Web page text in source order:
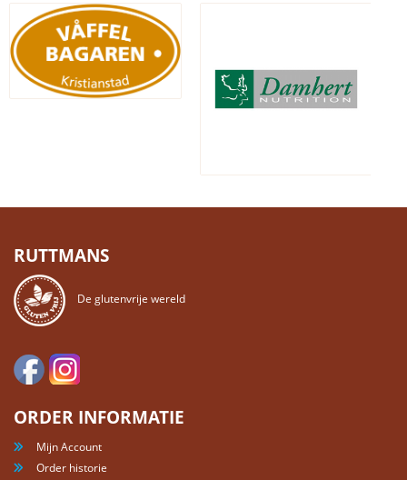
RUTTMANS
De glutenvrije wereld
ORDER INFORMATIE
Mijn Account
Order historie